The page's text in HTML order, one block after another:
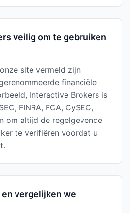
veilig om te gebruiken
site vermeld zijn
financiële
Interactive Brokers is
FINRA, FCA, CySEC,
om altijd de regelgevende
te verifiëren voordat u
vergelijken we